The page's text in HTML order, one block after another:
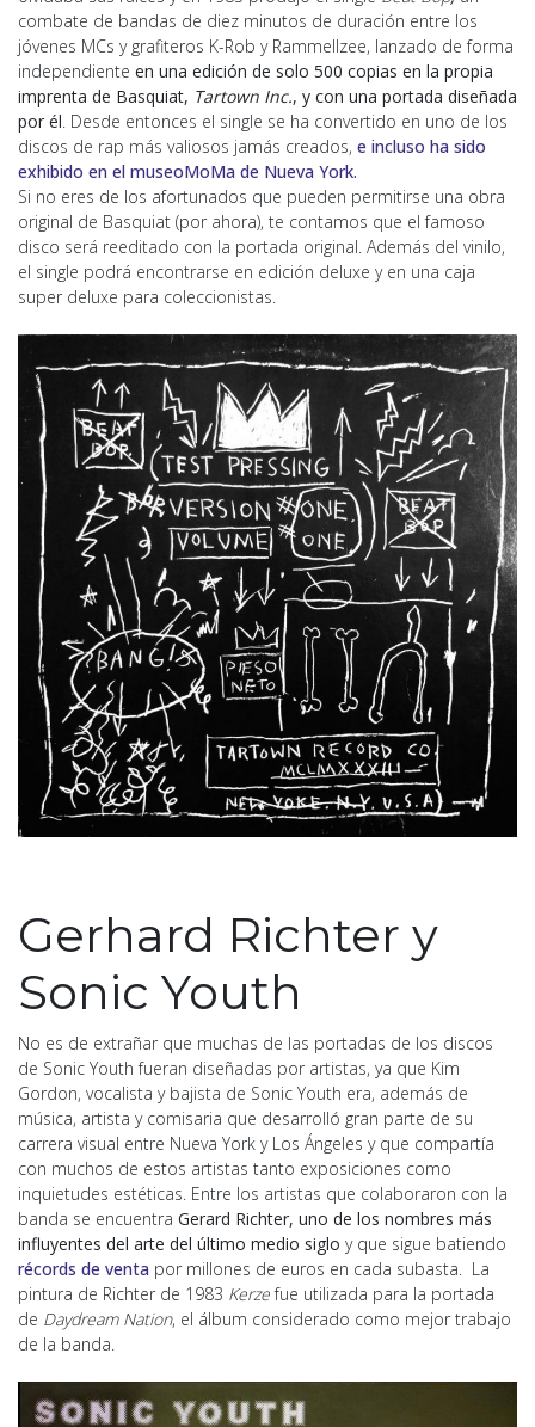
combate de bandas de diez minutos de duración entre los
jóvenes MCs y grafiteros K-Rob y Rammellzee, lanzado de forma
independiente en una edición de solo 500 copias en la propia
imprenta de Basquiat, Tartown Inc., y con una portada diseñada
por él. Desde entonces el single se ha convertido en uno de los
discos de rap más valiosos jamás creados, e incluso ha sido
exhibido en el museoMoMa de Nueva York.
Si no eres de los afortunados que pueden permitirse una obra
original de Basquiat (por ahora), te contamos que el famoso
disco será reeditado con la portada original. Además del vinilo,
el single podrá encontrarse en edición deluxe y en una caja
super deluxe para coleccionistas.
Gerhard Richter y
Sonic Youth
No es de extrañar que muchas de las portadas de los discos
de Sonic Youth fueran diseñadas por artistas, ya que Kim
Gordon, vocalista y bajista de Sonic Youth era, además de
música, artista y comisaria que desarrolló gran parte de su
carrera visual entre Nueva York y Los Ángeles y que compartía
con muchos de estos artistas tanto exposiciones como
inquietudes estéticas. Entre los artistas que colaboraron con la
banda se encuentra Gerard Richter, uno de los nombres más
influyentes del arte del último medio siglo y que sigue batiendo
récords de venta por millones de euros en cada subasta. La
pintura de Richter de 1983 Kerzefue utilizada para la portada
de Daydream Nation, el álbum considerado como mejor trabajo
de la banda.